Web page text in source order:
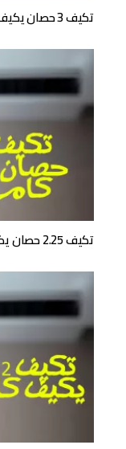
تكيف 3 حصان يكيف كام متر
تكيف 2.25 حصان يكيف كام متر